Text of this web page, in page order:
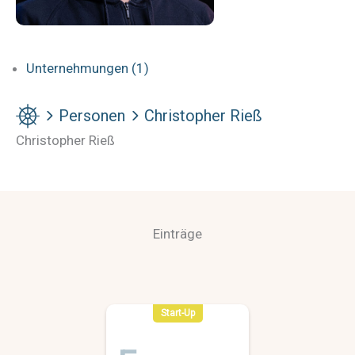
Unternehmungen (1)
Personen Christopher Rieß
Christopher Rieß
Einträge
Start-Up